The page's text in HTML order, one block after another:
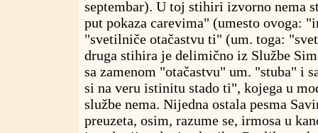
septembar). U toj stihiri izvorno nema
put pokaza carevima" (umesto ovoga:
"svetilniče otačastvu ti" (um. toga:
druga stihira je delimično iz Službe
sa zamenom "otačastvu" um. "stuba" i
si na veru istinitu stado ti", kojega u
službe nema. Nijedna ostala pesma
preuzeta, osim, razume se, irmosa u